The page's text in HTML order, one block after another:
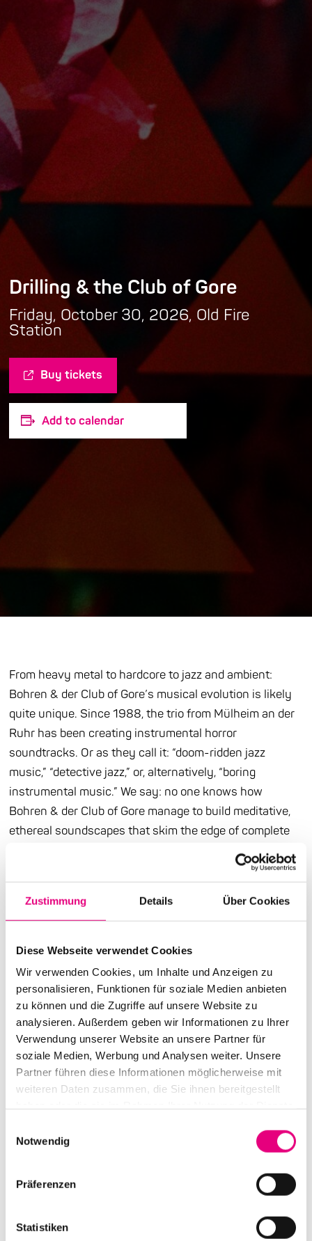
Zustimmung Details Über Cookies
Diese Webseite verwendet Cookies
Wir verwenden Cookies, um Inhalte und Anzeigen zu
personalisieren, Funktionen für soziale Medien anbieten
zu können und die Zugriffe auf unsere Website zu
analysieren. Außerdem geben wir Informationen zu Ihrer
Verwendung unserer Website an unsere Partner für
soziale Medien, Werbung und Analysen weiter. Unsere
Partner führen diese Informationen möglicherweise mit
weiteren Daten zusammen, die Sie ihnen bereitgestellt
Notwendig
Präferenzen
Statistiken
Drilling & the Club of Gore
Friday, October 30, 2026, Old Fire
Station
Buy tickets
Add to calendar
From heavy metal to hardcore to jazz and ambient:
Bohren & der Club of Gore’s musical evolution is likely
quite unique. Since 1988, the trio from Mülheim an der
Ruhr has been creating instrumental horror
soundtracks. Or as they call it: “doom-ridden jazz
music,” “detective jazz,” or, alternatively, “boring
instrumental music.” We say: no one knows how
Bohren & der Club of Gore manage to build meditative,
ethereal soundscapes that skim the edge of complete
stillness. Menacing yet full of beauty, tenacious and full
of tension at the same time. On darkened stages, the
single note too many, no distracting stage show, but
experience a Bohren performance at least once in your
life.